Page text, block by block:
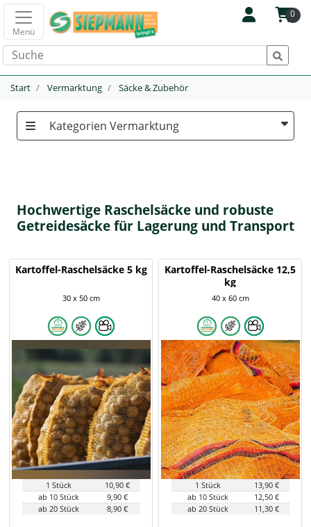
0
Menü
Start Vermarktung Säcke & Zubehör
Kategorien Vermarktung
Hochwertige Raschelsäcke und robuste
Getreidesäcke für Lagerung und Transport
Kartoffel-Raschelsäcke 5 kg
30 x 50 cm
1 Stück
10,90 €
ab 10 Stück
9,90 €
ab 20 Stück
8,90 €
Kartoffel-Raschelsäcke 12,5
kg
40 x 60 cm
1 Stück
13,90 €
ab 10 Stück
12,50 €
ab 20 Stück
11,30 €